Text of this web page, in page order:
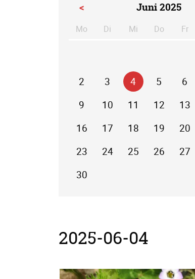
< Juni 2025
Mo ntagDi enstag
Mi ttwoch
Do nnerstag
Fr
2
3 4 5 6
9
10 11 12 13
16
17 18 19 20
23
24 25 26 27
30
2025-06-04